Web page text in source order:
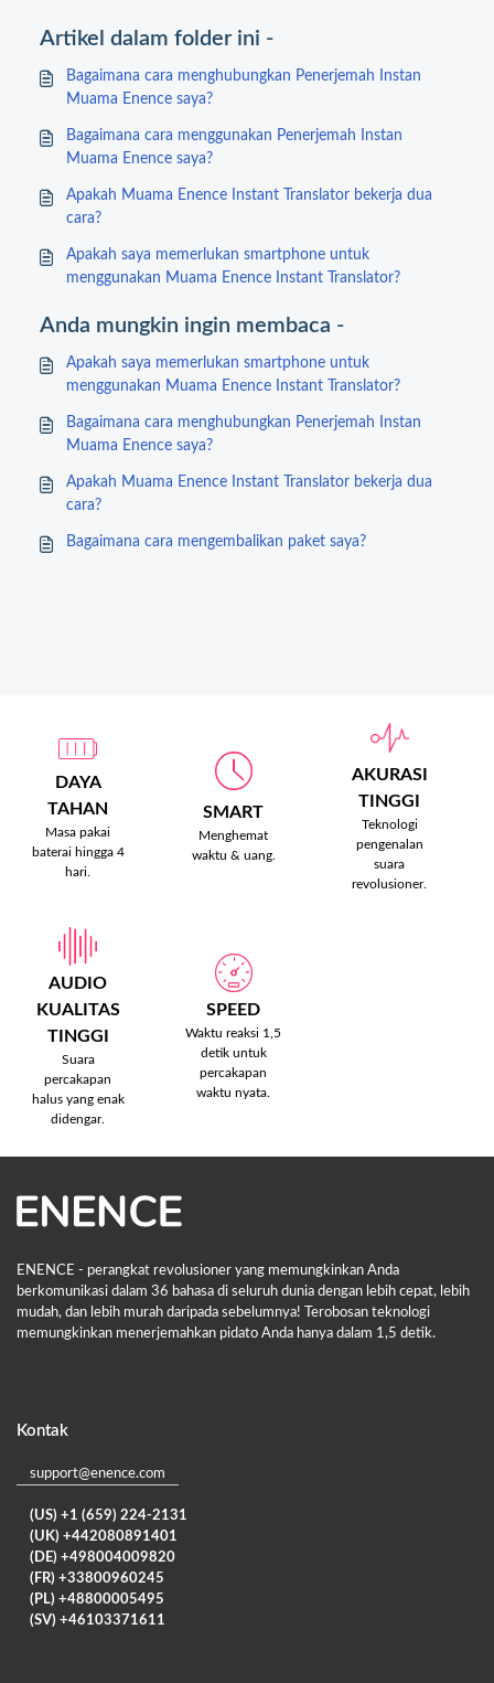
Artikel dalam folder ini -
Bagaimana cara menghubungkan Penerjemah Instan
Muama Enence saya?
Bagaimana cara menggunakan Penerjemah Instan
Muama Enence saya?
Apakah Muama Enence Instant Translator bekerja dua
cara?
Apakah saya memerlukan smartphone untuk
menggunakan Muama Enence Instant Translator?
Anda mungkin ingin membaca -
Apakah saya memerlukan smartphone untuk
menggunakan Muama Enence Instant Translator?
Bagaimana cara menghubungkan Penerjemah Instan
Muama Enence saya?
Apakah Muama Enence Instant Translator bekerja dua
cara?
Bagaimana cara mengembalikan paket saya?
DAYA
TAHAN
Masa pakai
baterai hingga 4
hari.
SMART
Menghemat
waktu & uang.
AKURASI
TINGGI
Teknologi
pengenalan
suara
revolusioner.
AUDIO
KUALITAS
TINGGI
Suara
percakapan
halus yang enak
didengar.
SPEED
Waktu reaksi 1,5
detik untuk
percakapan
waktu nyata.
ENENCE - perangkat revolusioner yang memungkinkan Anda
berkomunikasi dalam 36 bahasa di seluruh dunia dengan lebih cepat, lebih
mudah, dan lebih murah daripada sebelumnya! Terobosan teknologi
memungkinkan menerjemahkan pidato Anda hanya dalam 1,5 detik.
Kontak
support@enence.com
(US) +1 (659) 224-2131
(UK) +442080891401
(DE) +498004009820
(FR) +33800960245
(PL) +48800005495
(SV) +46103371611